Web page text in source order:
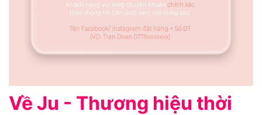
Về Ju - Thương hiệu thời